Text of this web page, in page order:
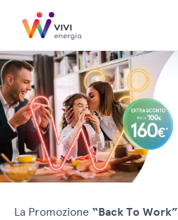
La Promozione “Back To Work”